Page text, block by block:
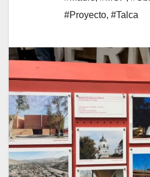
#Proyecto, #Talca